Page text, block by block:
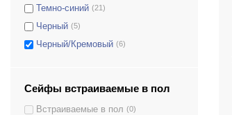
Темно-синий (21)
Черный (5)
Черный/Кремовый (6)
Сейфы встраиваемые в пол
Встраиваемые в пол (0)